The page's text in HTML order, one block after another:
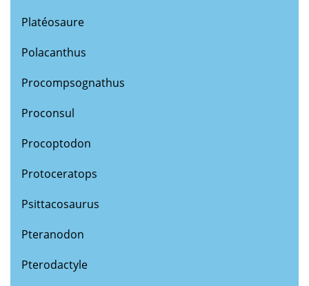
Platéosaure
Polacanthus
Procompsognathus
Proconsul
Procoptodon
Protoceratops
Psittacosaurus
Pteranodon
Pterodactyle